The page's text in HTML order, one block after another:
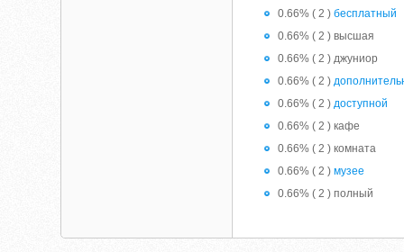
0.66% ( 2 )бесплатный
0.66% ( 2 ) высшая
0.66% ( 2 ) джуниор
0.66% ( 2 )
0.66% ( 2 )доступной
0.66% ( 2 ) кафе
0.66% ( 2 ) комната
0.66% ( 2 )музее
0.66% ( 2 ) полный